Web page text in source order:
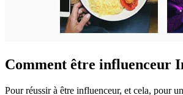
Comment être influenceur
Pour réussir à être influenceur, et cela, pour